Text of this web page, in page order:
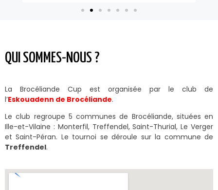
QUI SOMMES-NOUS ?
La Brocéliande Cup est organisée par le club de
l’Eskouadenn de Brocéliande.
Le club regroupe 5 communes de Brocéliande, situées en
Ille-et-Vilaine : Monterfil, Treffendel, Saint-Thurial, Le Verger
et Saint-Péran. Le tournoi se déroule sur la commune de
Treffendel.